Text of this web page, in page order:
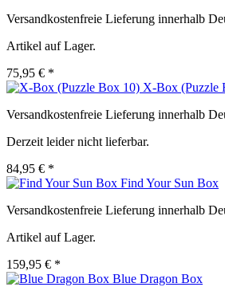
Versandkostenfreie Lieferung innerhalb
Artikel auf Lager.
75,95 € *
X-Box (Puzzle
Versandkostenfreie Lieferung innerhalb
Derzeit leider nicht lieferbar.
84,95 € *
Find Your Sun Box
Versandkostenfreie Lieferung innerhalb
Artikel auf Lager.
159,95 € *
Blue Dragon Box